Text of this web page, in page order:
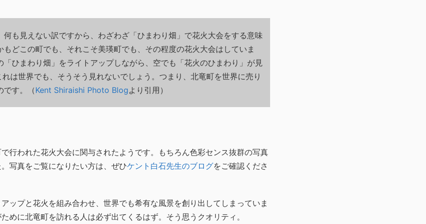
何も見えない訳ですから、わざわざ「ひまわり畑」で花火大会をする意味
もどこの町でも、それこそ美瑛町でも、その程度の花火大会はしていま
「ひまわり畑」をライトアップしながら、空でも「花火のひまわり」が見
は世界でも、そうそう見れないでしょう。つまり、北竜町を世界に売り
です。（Kent Shiraishi Photo Blogより引用）
行われた花火大会に関与されたようです。もちろん色彩センス抜群の写真
写真をご覧になりたい方は、ぜひケント白石先生のブログをご確認くださ
ップと花火を組み合わせ、世界でも希有な風景を創り出してしまっていま
めに北竜町を訪れる人は必ず出てくるはず。そう思うクオリティ。